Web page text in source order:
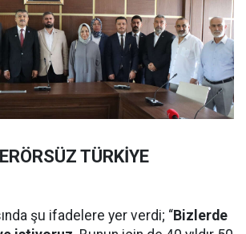
TÜRKİYE
şu ifadelere yer verdi; “Bizlerde